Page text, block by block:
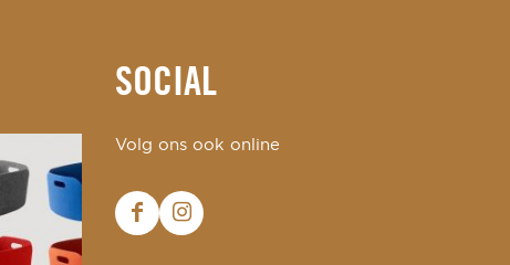
SOCIAL
Volg ons ook online